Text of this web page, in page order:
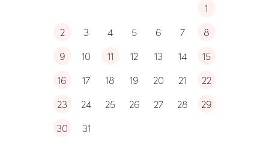
1
2
3 4 5 6 7
8
9
10 11 12 13 14
15
16
17 18 19 20 21
22
23
24 25 26 27 28
29
30
31